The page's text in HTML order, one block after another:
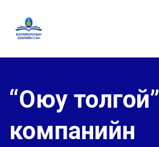
“Оюу толгой”
компанийн